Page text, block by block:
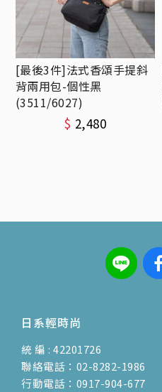
[最後3件]法式香頌手提斜
背兩用包-個性黑
(3511/6027)
$ 2,480
日系輕時尚
統 編 : 42201726
聯絡電話：02-8282-1986
行動電話：0917-904-677